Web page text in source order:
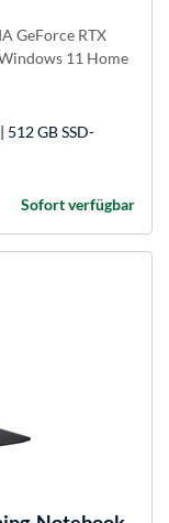
GeForce RTX
11 Home
GB SSD-
Sofort verfügbar